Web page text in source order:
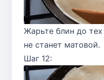
Жарьте блин до
не станет матовой.
Шаг 12: